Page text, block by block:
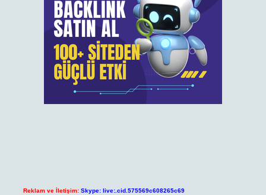
Reklam ve İletişim: Skype: live:.cid.575569c608265c69